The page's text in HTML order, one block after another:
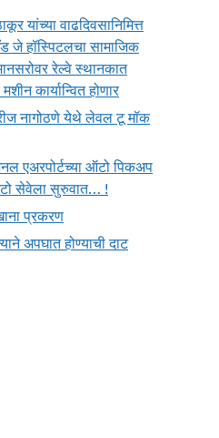
यांच्या वाढदिवसानिमित्त
जे हॉस्पिटलचा सामाजिक
रेल्वे स्थानकात
कार्यान्वित होणार
नागोठणे येथे लेवल टू मॉक
एअरपोर्टच्या ऑटो पिकअप
सेवेला सुरुवात… !
प्रकरण
अपघात होण्याची दाट